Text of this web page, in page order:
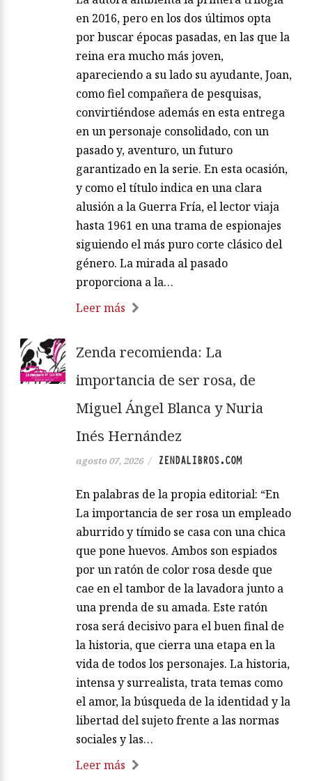
en 2016, pero en los dos últimos opta
por buscar épocas pasadas, en las que la
reina era mucho más joven,
apareciendo a su lado su ayudante, Joan,
como fiel compañera de pesquisas,
convirtiéndose además en esta entrega
en un personaje consolidado, con un
pasado y, aventuro, un futuro
garantizado en la serie. En esta ocasión,
y como el título indica en una clara
alusión a la Guerra Fría, el lector viaja
hasta 1961 en una trama de espionajes
siguiendo el más puro corte clásico del
género. La mirada al pasado
proporciona a la…
Leer más
Zenda recomienda: La
importancia de ser rosa, de
Miguel Ángel Blanca y Nuria
Inés Hernández
agosto 07, 2026 / ZENDALIBROS.COM
En palabras de la propia editorial: “En
La importancia de ser rosa un empleado
aburrido y tímido se casa con una chica
que pone huevos. Ambos son espiados
por un ratón de color rosa desde que
cae en el tambor de la lavadora junto a
una prenda de su amada. Este ratón
rosa será decisivo para el buen final de
la historia, que cierra una etapa en la
vida de todos los personajes. La historia,
intensa y surrealista, trata temas como
el amor, la búsqueda de la identidad y la
libertad del sujeto frente a las normas
sociales y las…
Leer más